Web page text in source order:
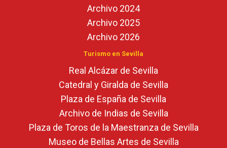
Archivo 2024
Archivo 2025
Archivo 2026
Turismo en Sevilla
Real Alcázar de Sevilla
Catedral y Giralda de Sevilla
Plaza de España de Sevilla
Archivo de Indias de Sevilla
Plaza de Toros de la Maestranza de Sevilla
Museo de Bellas Artes de Sevilla